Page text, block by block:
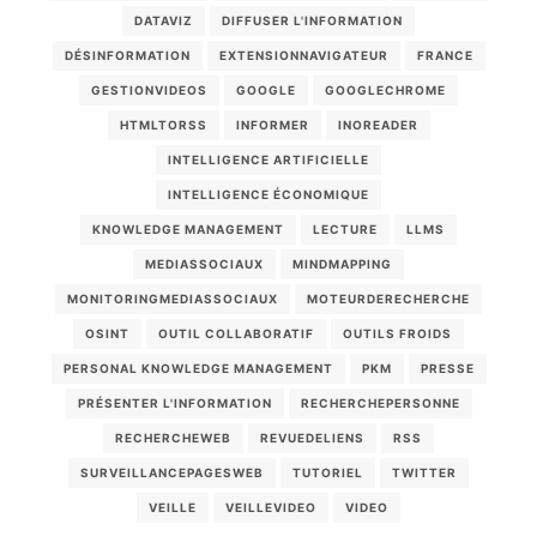
DATAVIZ DIFFUSER L'INFORMATION
DÉSINFORMATION EXTENSIONNAVIGATEUR FRANCE
GESTIONVIDEOS GOOGLE GOOGLECHROME
HTMLTORSS INFORMER INOREADER
INTELLIGENCE ARTIFICIELLE
INTELLIGENCE ÉCONOMIQUE
KNOWLEDGE MANAGEMENT LECTURE LLMS
MEDIASSOCIAUX MINDMAPPING
MONITORINGMEDIASSOCIAUX MOTEURDERECHERCHE
OSINT OUTIL COLLABORATIF OUTILS FROIDS
PERSONAL KNOWLEDGE MANAGEMENT PKM PRESSE
PRÉSENTER L'INFORMATION RECHERCHEPERSONNE
RECHERCHEWEB REVUEDELIENS RSS
SURVEILLANCEPAGESWEB TUTORIEL TWITTER
VEILLE VEILLEVIDEO VIDEO